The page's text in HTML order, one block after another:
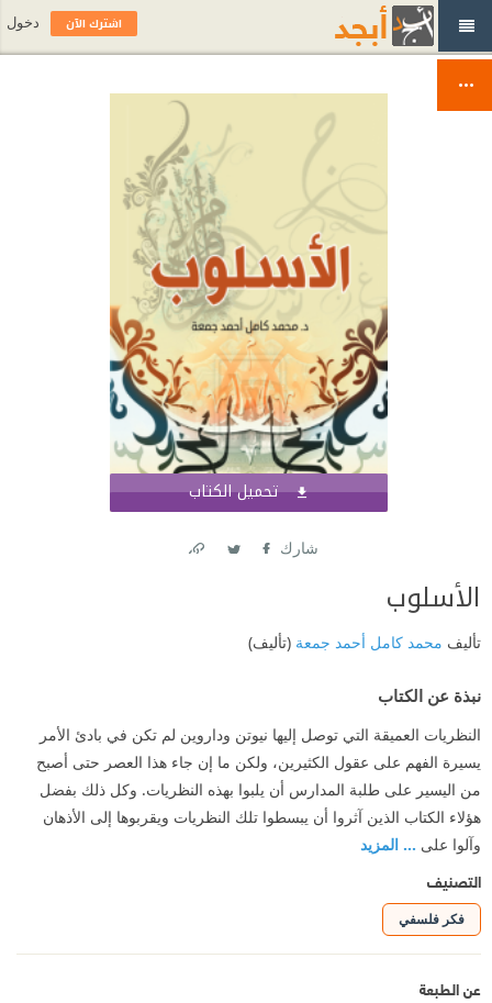
تحميل الكتاب
شارك
الأسلوب
تأليف محمد كامل أحمد جمعة (تأليف)
نبذة عن الكتاب
النظريات العميقة التي توصل إليها نيوتن وداروين لم تكن في بادئ الأمر
يسيرة الفهم على عقول الكثيرين، ولكن ما إن جاء هذا العصر حتى أصبح
من اليسير على طلبة المدارس أن يلبوا بهذه النظريات. وكل ذلك بفضل
هؤلاء الكتاب الذين آثروا أن يبسطوا تلك النظريات ويقربوها إلى الأذهان
وآلوا على ... المزيد
التصنيف
فكر فلسفي
عن الطبعة
اشترك الآن دخول